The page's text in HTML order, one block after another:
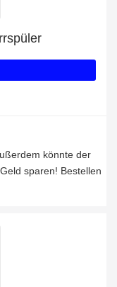
könnte der
sparen! Bestellen